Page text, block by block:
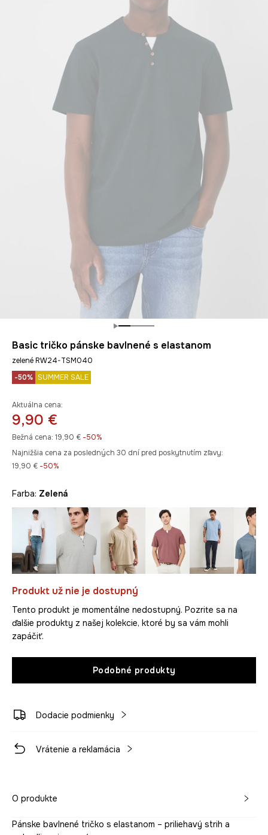
Basic tričko pánske bavlnené s elastanom
zelené RW24-TSM040
-50% SUMMER SALE
Aktuálna cena:
9,90 €
Bežná cena: 19,90 € -50%
Najnižšia cena za posledných 30 dní pred poskytnutím zľavy:
19,90 € -50%
Farba: zelená
Produkt už nie je dostupný
Tento produkt je momentálne nedostupný. Pozrite sa na
ďalšie produkty z našej kolekcie, ktoré by sa vám mohli
zapáčiť.
Podobné produkty
Dodacie podmienky
Vrátenie a reklamácia
O produkte
Pánske bavlnené tričko s elastanom – priliehavý strih a